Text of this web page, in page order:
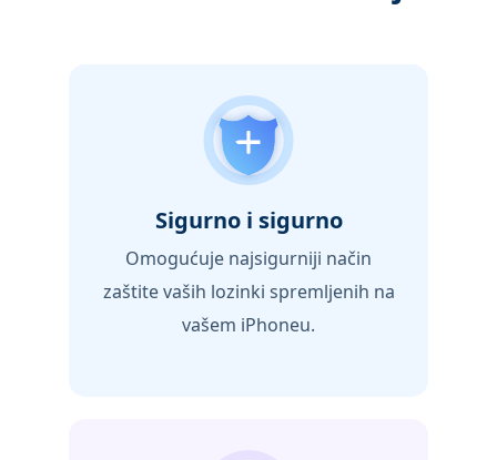
Sigurno i sigurno
Omogućuje najsigurniji način
zaštite vaših lozinki spremljenih na
vašem iPhoneu.